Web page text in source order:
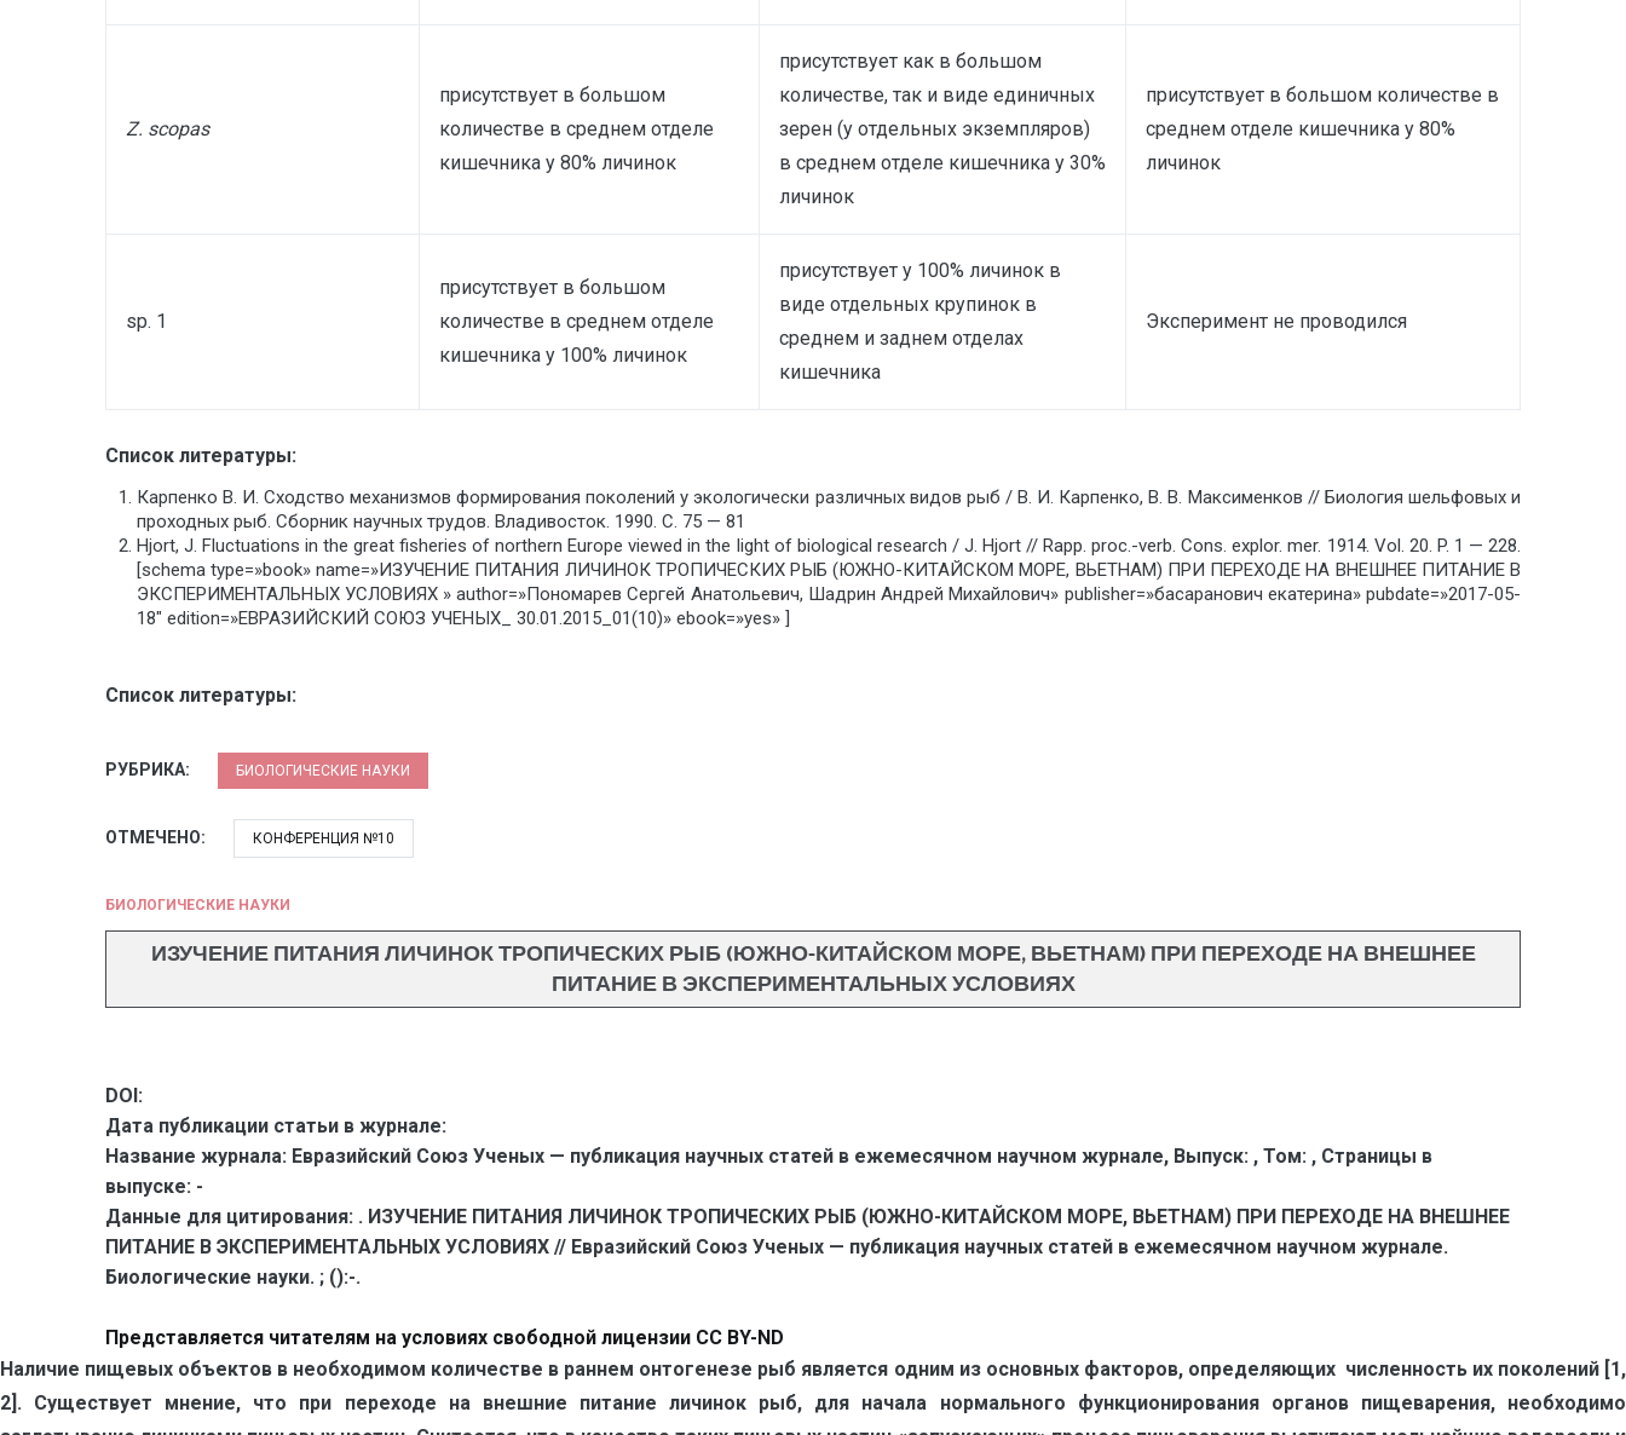
Z. scopas
присутствует в большом
количестве в среднем отделе
кишечника у 80% личинок
присутствует как в большом
количестве, так и виде единичных
зерен (у отдельных экземпляров)
в среднем отделе кишечника у 30%
личинок
присутствует в большом количестве в
среднем отделе кишечника у 80%
личинок
sp. 1
присутствует в большом
количестве в среднем отделе
кишечника у 100% личинок
присутствует у 100% личинок в
виде отдельных крупинок в
среднем и заднем отделах
кишечника
Эксперимент не проводился
Список литературы:
Карпенко В. И. Сходство механизмов формирования поколений у экологически различных видов рыб / В. И. Карпенко, В. В. Максименков // Биология шельфовых и
проходных рыб. Сборник научных трудов. Владивосток. 1990. С. 75 — 81
Hjort, J. Fluctuations in the great fisheries of northern Europe viewed in the light of biological research / J. Hjort // Rapp. proc.-verb. Cons. explor. mer. 1914. Vol. 20. P. 1 — 228.
[schema type=»book» name=»ИЗУЧЕНИЕ ПИТАНИЯ ЛИЧИНОК ТРОПИЧЕСКИХ РЫБ (ЮЖНО-КИТАЙСКОМ МОРЕ, ВЬЕТНАМ) ПРИ ПЕРЕХОДЕ НА ВНЕШНЕЕ ПИТАНИЕ В
ЭКСПЕРИМЕНТАЛЬНЫХ УСЛОВИЯХ » author=»Пономарев Сергей Анатольевич, Шадрин Андрей Михайлович» publisher=»басаранович екатерина» pubdate=»2017-05-
18″ edition=»ЕВРАЗИЙСКИЙ СОЮЗ УЧЕНЫХ_ 30.01.2015_01(10)» ebook=»yes» ]
Список литературы:
РУБРИКА: БИОЛОГИЧЕСКИЕ НАУКИ
ОТМЕЧЕНО: КОНФЕРЕНЦИЯ №10
БИОЛОГИЧЕСКИЕ НАУКИ
ИЗУЧЕНИЕ ПИТАНИЯ ЛИЧИНОК ТРОПИЧЕСКИХ РЫБ (ЮЖНО-КИТАЙСКОМ МОРЕ, ВЬЕТНАМ) ПРИ ПЕРЕХОДЕ НА ВНЕШНЕЕ
ПИТАНИЕ В ЭКСПЕРИМЕНТАЛЬНЫХ УСЛОВИЯХ
DOI:
Дата публикации статьи в журнале:
Название журнала: Евразийский Союз Ученых — публикация научных статей в ежемесячном научном журнале, Выпуск: , Том: , Страницы в
выпуске: -
Данные для цитирования: . ИЗУЧЕНИЕ ПИТАНИЯ ЛИЧИНОК ТРОПИЧЕСКИХ РЫБ (ЮЖНО-КИТАЙСКОМ МОРЕ, ВЬЕТНАМ) ПРИ ПЕРЕХОДЕ НА ВНЕШНЕЕ
ПИТАНИЕ В ЭКСПЕРИМЕНТАЛЬНЫХ УСЛОВИЯХ // Евразийский Союз Ученых — публикация научных статей в ежемесячном научном журнале.
Биологические науки. ; ():-.
Представляется читателям на условиях свободной лицензии CC BY-ND
Наличие пищевых объектов в необходимом количестве в раннем онтогенезе рыб является одним из основных факторов, определяющих численность их поколений [1,
2]. Существует мнение, что при переходе на внешние питание личинок рыб, для начала нормального функционирования органов пищеварения, необходимо